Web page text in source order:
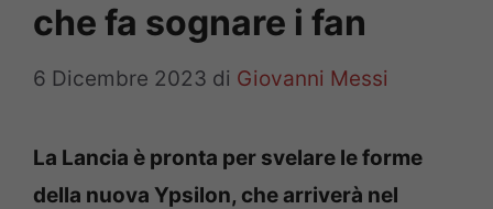
che fa sognare i fan
6 Dicembre 2023 di Giovanni Messi
La Lancia è pronta per svelare le forme
della nuova Ypsilon, che arriverà nel